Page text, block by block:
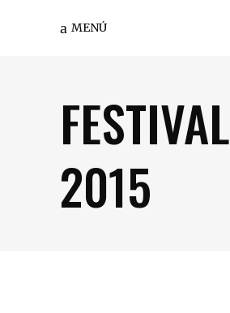
MENÚ
FESTIVAL
2015